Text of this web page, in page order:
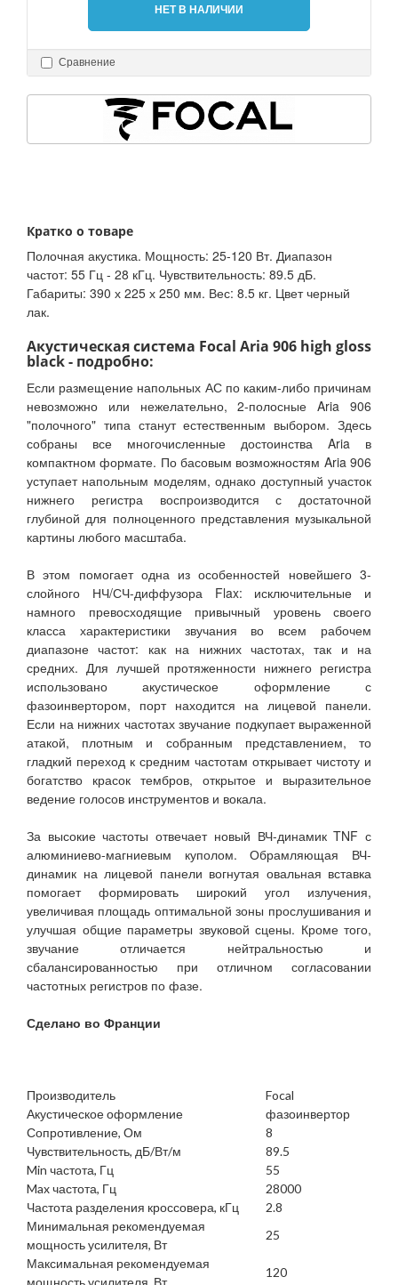
НЕТ В НАЛИЧИИ
Сравнение
Кратко о товаре
Полочная акустика. Мощность: 25-120 Вт. Диапазон
частот: 55 Гц - 28 кГц. Чувствительность: 89.5 дБ.
Габариты: 390 х 225 х 250 мм. Вес: 8.5 кг. Цвет черный
лак.
Акустическая система Focal Aria 906 high gloss
black - подробно:
Если размещение напольных АС по каким-либо причинам
невозможно или нежелательно, 2-полосные Aria 906
"полочного" типа станут естественным выбором. Здесь
собраны все многочисленные достоинства Aria в
компактном формате. По басовым возможностям Aria 906
уступает напольным моделям, однако доступный участок
нижнего регистра воспроизводится с достаточной
глубиной для полноценного представления музыкальной
картины любого масштаба.
В этом помогает одна из особенностей новейшего 3-
слойного НЧ/СЧ-диффузора Flax: исключительные и
намного превосходящие привычный уровень своего
класса характеристики звучания во всем рабочем
диапазоне частот: как на нижних частотах, так и на
средних. Для лучшей протяженности нижнего регистра
использовано акустическое оформление с
фазоинвертором, порт находится на лицевой панели.
Если на нижних частотах звучание подкупает выраженной
атакой, плотным и собранным представлением, то
гладкий переход к средним частотам открывает чистоту и
богатство красок тембров, открытое и выразительное
ведение голосов инструментов и вокала.
За высокие частоты отвечает новый ВЧ-динамик TNF с
алюминиево-магниевым куполом. Обрамляющая ВЧ-
динамик на лицевой панели вогнутая овальная вставка
помогает формировать широкий угол излучения,
увеличивая площадь оптимальной зоны прослушивания и
улучшая общие параметры звуковой сцены. Кроме того,
звучание отличается нейтральностью и
сбалансированностью при отличном согласовании
частотных регистров по фазе.
Сделано во Франции
Производитель
Focal
Акустическое оформление
фазоинвертор
Сопротивление, Ом
8
Чувствительность, дБ/Вт/м
89.5
Min частота, Гц
55
Max частота, Гц
28000
Частота разделения кроссовера, кГц
2.8
Минимальная рекомендуемая
мощность усилителя, Вт
25
Максимальная рекомендуемая
120